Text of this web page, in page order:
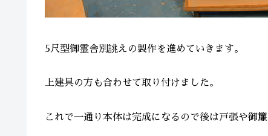
5尺型御霊舎別誂えの製作を進めていきます。
上建具の方も合わせて取り付けました。
これで一通り本体は完成になるので後は戸張や御